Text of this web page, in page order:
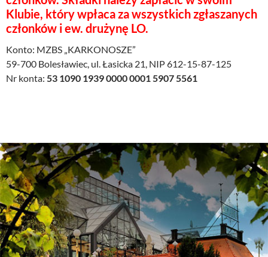
Klubie, który wpłaca za wszystkich zgłaszanych
członków i ew. drużynę LO.
Konto: MZBS „KARKONOSZE”
59-700 Bolesławiec, ul. Łasicka 21, NIP 612-15-87-125
Nr konta: 53 1090 1939 0000 0001 5907 5561